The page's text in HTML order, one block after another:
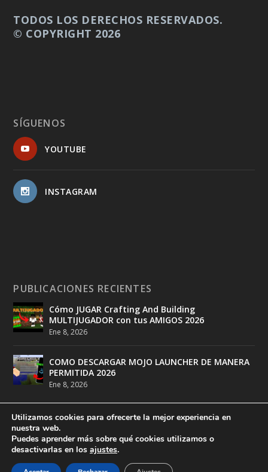
TODOS LOS DERECHOS RESERVADOS.
© COPYRIGHT 2026
SÍGUENOS
YOUTUBE
INSTAGRAM
PUBLICACIONES RECIENTES
Cómo JUGAR Crafting And Building
MULTIJUGADOR con tus AMIGOS 2026
Ene 8, 2026
COMO DESCARGAR MOJO LAUNCHER DE MANERA
PERMITIDA 2026
Ene 8, 2026
Diseñado porDeathMatch Studios
DeathMatch Studios
Utilizamos cookies para ofrecerte la mejor experiencia en
nuestra web.
Puedes aprender más sobre qué cookies utilizamos o
desactivarlas en los ajustes.